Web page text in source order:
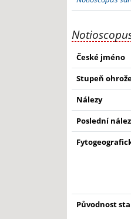
České jméno
Stupeň
Nálezy
Poslední nález
Původnost